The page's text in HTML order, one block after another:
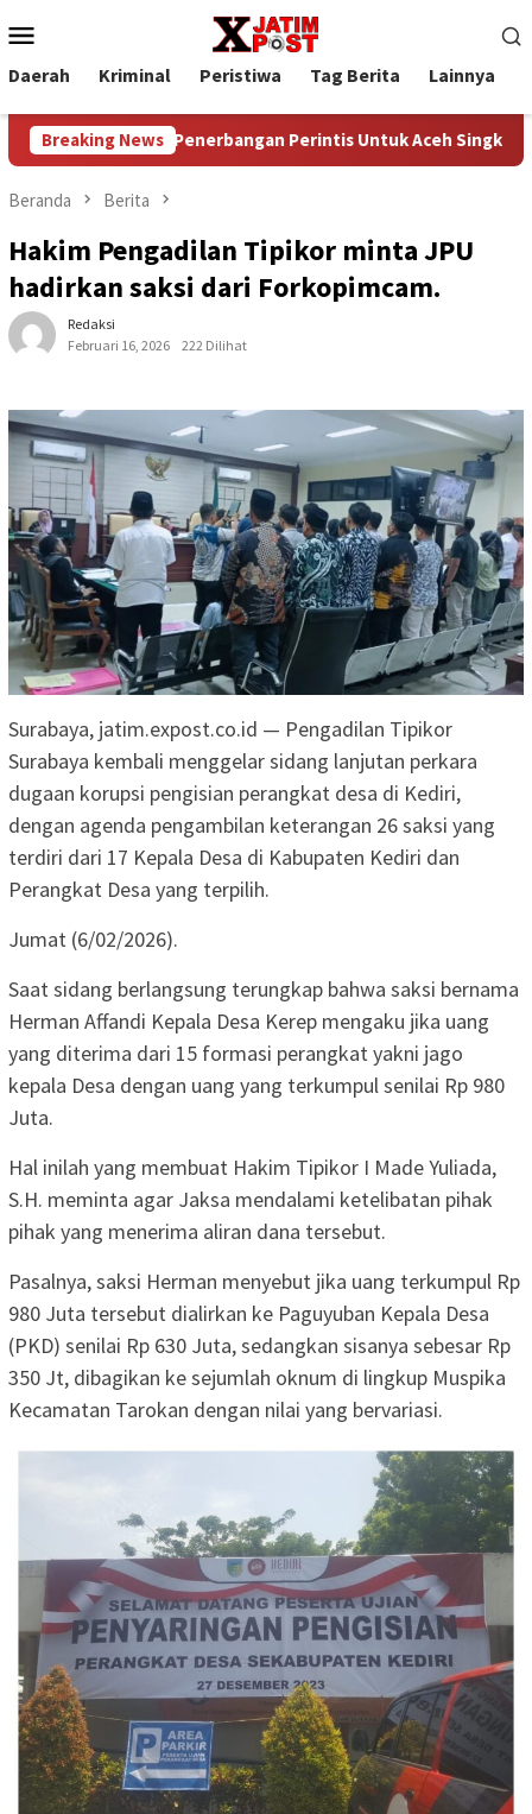
ke
kontenMobile
Daerah Kriminal Peristiwa Tag Berita Lainnya
Breaking News
Penerbangan Perintis Untuk Aceh Singkil, Medan ,
Beranda Berita
Hakim Pengadilan Tipikor minta JPU
hadirkan saksi dari Forkopimcam.
Redaksi
Februari 16, 2026
222 Dilihat
Surabaya, jatim.expost.co.id — Pengadilan Tipikor
Surabaya kembali menggelar sidang lanjutan perkara
dugaan korupsi pengisian perangkat desa di Kediri,
dengan agenda pengambilan keterangan 26 saksi yang
terdiri dari 17 Kepala Desa di Kabupaten Kediri dan
Perangkat Desa yang terpilih.
Jumat (6/02/2026).
Saat sidang berlangsung terungkap bahwa saksi bernama
Herman Affandi Kepala Desa Kerep mengaku jika uang
yang diterima dari 15 formasi perangkat yakni jago
kepala Desa dengan uang yang terkumpul senilai Rp 980
Juta.
Hal inilah yang membuat Hakim Tipikor I Made Yuliada,
S.H. meminta agar Jaksa mendalami ketelibatan pihak
pihak yang menerima aliran dana tersebut.
Pasalnya, saksi Herman menyebut jika uang terkumpul Rp
980 Juta tersebut dialirkan ke Paguyuban Kepala Desa
(PKD) senilai Rp 630 Juta, sedangkan sisanya sebesar Rp
350 Jt, dibagikan ke sejumlah oknum di lingkup Muspika
Kecamatan Tarokan dengan nilai yang bervariasi.